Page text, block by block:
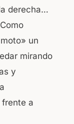
derecha…
un
mirando
y
a